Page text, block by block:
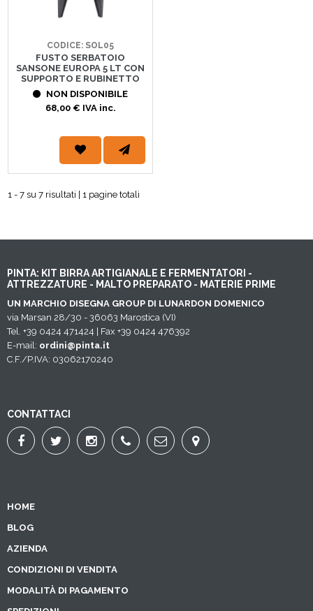
CODICE: SOL05
FUSTO SERBATOIO
SANSONE EUROPA 5 LT CON
SUPPORTO E RUBINETTO
NON DISPONIBILE
68,00 € IVA inc.
1 - 7 su 7 risultati | 1 pagine totali
PINTA: KIT BIRRA ARTIGIANALE E FERMENTATORI -
ATTREZZATURE - MALTO PREPARATO - MATERIE PRIME
UN MARCHIO DISEGNA GROUP DI LUNARDON DOMENICO
via Marsan 28/30 - 36063 Marostica (VI)
Tel. +39 0424 471424 | Fax +39 0424 476392
E-mail: ordini@pinta.it
C.F./P.IVA: 03062170240
CONTATTACI
HOME
BLOG
AZIENDA
CONDIZIONI DI VENDITA
MODALITÀ DI PAGAMENTO